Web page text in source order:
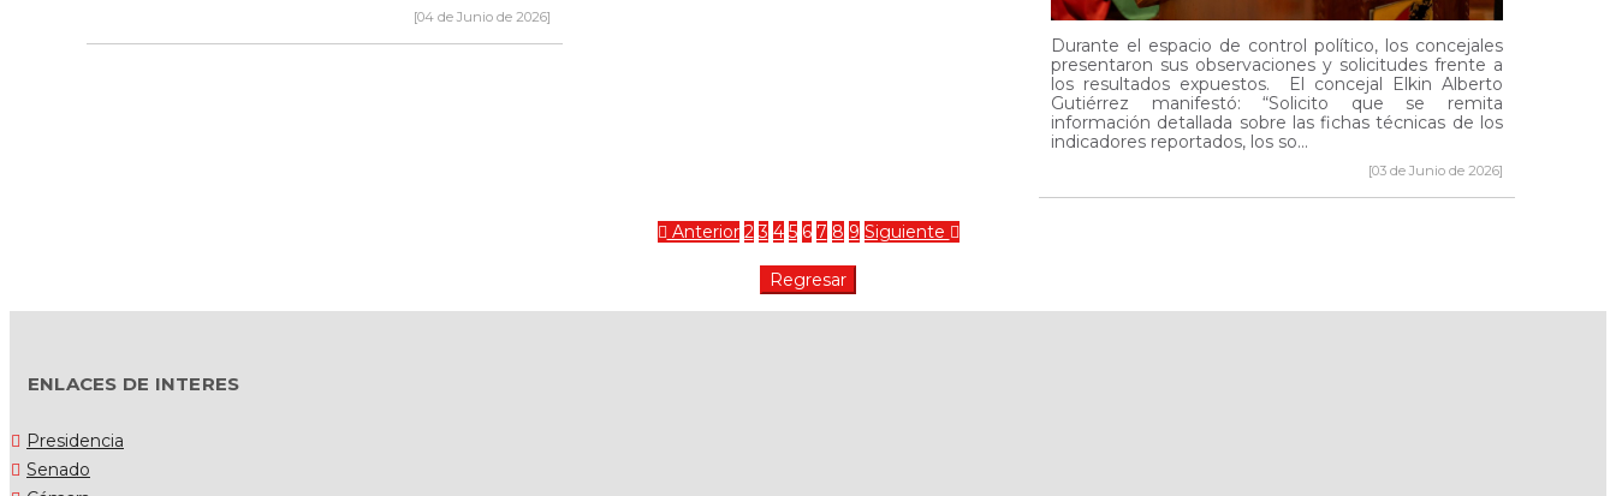
[04 de Junio de 2026]
Durante el espacio de control político, los concejales
presentaron sus observaciones y solicitudes frente a
los resultados expuestos. El concejal Elkin Alberto
Gutiérrez manifestó: “Solicito que se remita
información detallada sobre las fichas técnicas de los
indicadores reportados, los so...
[03 de Junio de 2026]
Anterior 2 3 4 5 6 7 8 9 Siguiente
ENLACES DE INTERES
Presidencia
Senado